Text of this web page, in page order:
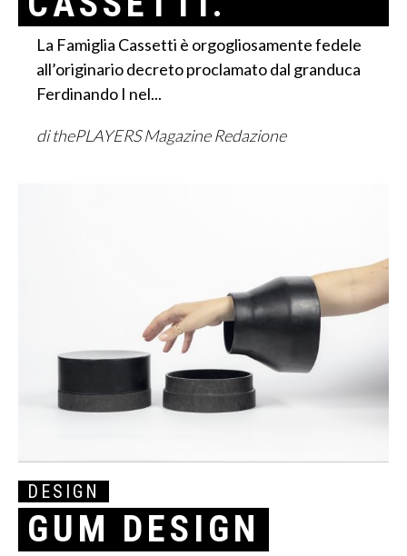
La Famiglia Cassetti è orgogliosamente fedele
all’originario decreto proclamato dal granduca
Ferdinando I nel...
di thePLAYERS Magazine Redazione
DESIGN
GUM DESIGN